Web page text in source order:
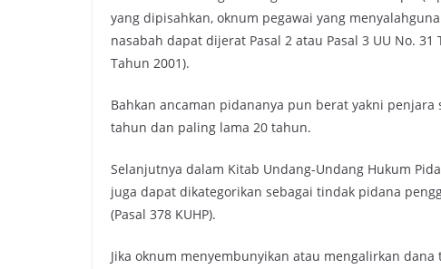
yang dipisahkan, oknum pegawai yang
nasabah dapat dijerat Pasal 2 atau Pasal 3 UU No.
Tahun 2001).
Bahkan ancaman pidananya pun berat yakni
tahun dan paling lama 20 tahun.
Selanjutnya dalam Kitab Undang-Undang Hukum
juga dapat dikategorikan sebagai tindak pidana
(Pasal 378 KUHP).
Jika oknum menyembunyikan atau mengalirkan